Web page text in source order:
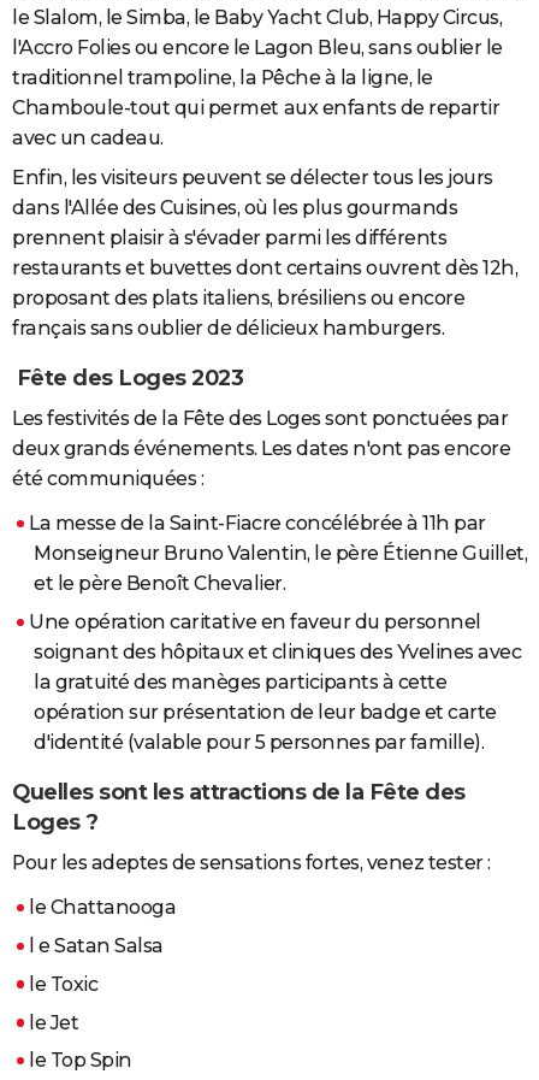
le Slalom, le Simba, le Baby Yacht Club, Happy Circus,
l'Accro Folies ou encore le Lagon Bleu, sans oublier le
traditionnel trampoline, la Pêche à la ligne, le
Chamboule-tout qui permet auxenfants de repartir
avec un cadeau.
Enfin, les visiteurs peuvent se délecter tous les jours
dans l'Allée des Cuisines, où les plus gourmands
prennent plaisir à s'évader parmi les différents
restaurants et buvettes dont certains ouvrent dès 12h,
proposant des plats italiens, brésiliens ou encore
français sans oublier de délicieux hamburgers.
Fête des Loges 2023
Les festivités de la Fête des Loges sont ponctuées par
deux grands événements. Les dates n'ont pas encore
été communiquées :
La messe de la Saint-Fiacre concélébrée à 11h par
Monseigneur Bruno Valentin, le père Étienne Guillet,
et le père Benoît Chevalier.
Une opération caritative en faveur du personnel
soignant des hôpitaux et cliniques des Yvelines avec
la gratuité des manèges participants à cette
opération sur présentation de leur badge et carte
d'identité (valable pour 5 personnes par famille).
Quelles sont les attractions de la Fête des
Loges ?
Pour les adeptes de sensations fortes, venez tester :
le Chattanooga
l e Satan Salsa
le Toxic
le Jet
le Top Spin